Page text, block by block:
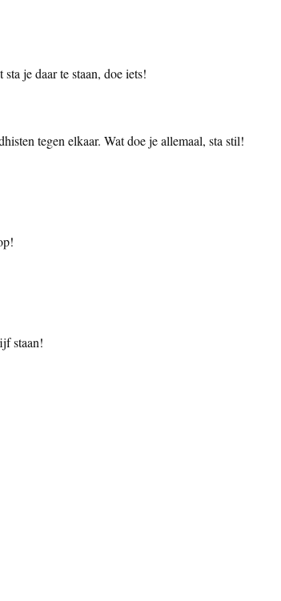
je daar te staan, doe iets!
tegen elkaar. Wat doe je allemaal, sta stil!
staan!